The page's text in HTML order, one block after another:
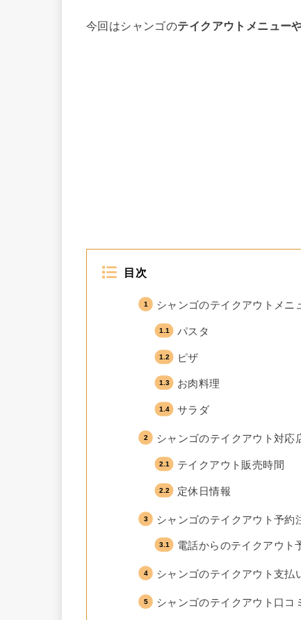
今回はシャンゴのテイクアウトメニュー
目次
シャンゴのテイクアウトメニ
パスタ
ピザ
お肉料理
サラダ
シャンゴのテイクアウト対応
テイクアウト販売時間
定休日情報
シャンゴのテイクアウト予約
電話からのテイクアウト
シャンゴのテイクアウト支払
シャンゴのテイクアウト口コ